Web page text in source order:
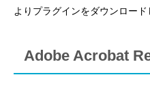
よりプラグインをダウンロード
Adobe Acrobat